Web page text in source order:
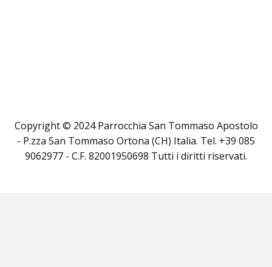
Copyright © 2024 Parrocchia San Tommaso Apostolo
- P.zza San Tommaso Ortona (CH) Italia. Tel. +39 085
9062977 - C.F. 82001950698 Tutti i diritti riservati.